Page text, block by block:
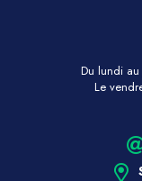
Du lundi
Le